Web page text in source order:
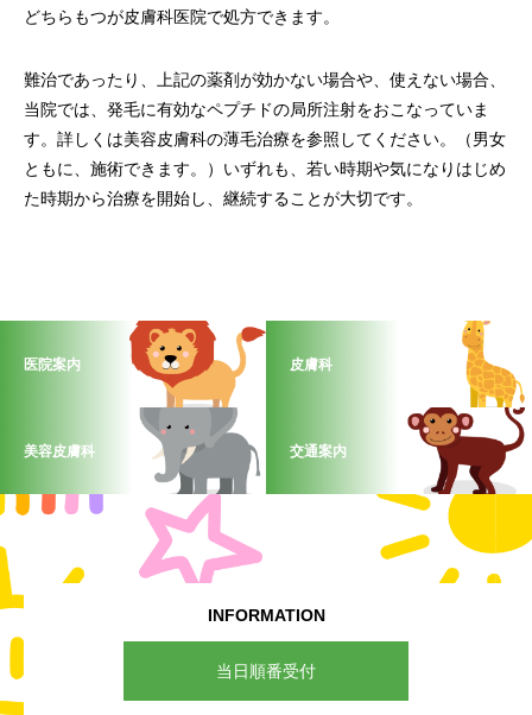
どちらもつが皮膚科医院で処方できます。
難治であったり、上記の薬剤が効かない場合や、使えない場合、
当院では、発毛に有効なペプチドの局所注射をおこなっていま
す。詳しくは美容皮膚科の薄毛治療を参照してください。（男女
ともに、施術できます。）いずれも、若い時期や気になりはじめ
た時期から治療を開始し、継続することが大切です。
医院案内 皮膚科
美容皮膚科 交通案内
INFORMATION
当日順番受付